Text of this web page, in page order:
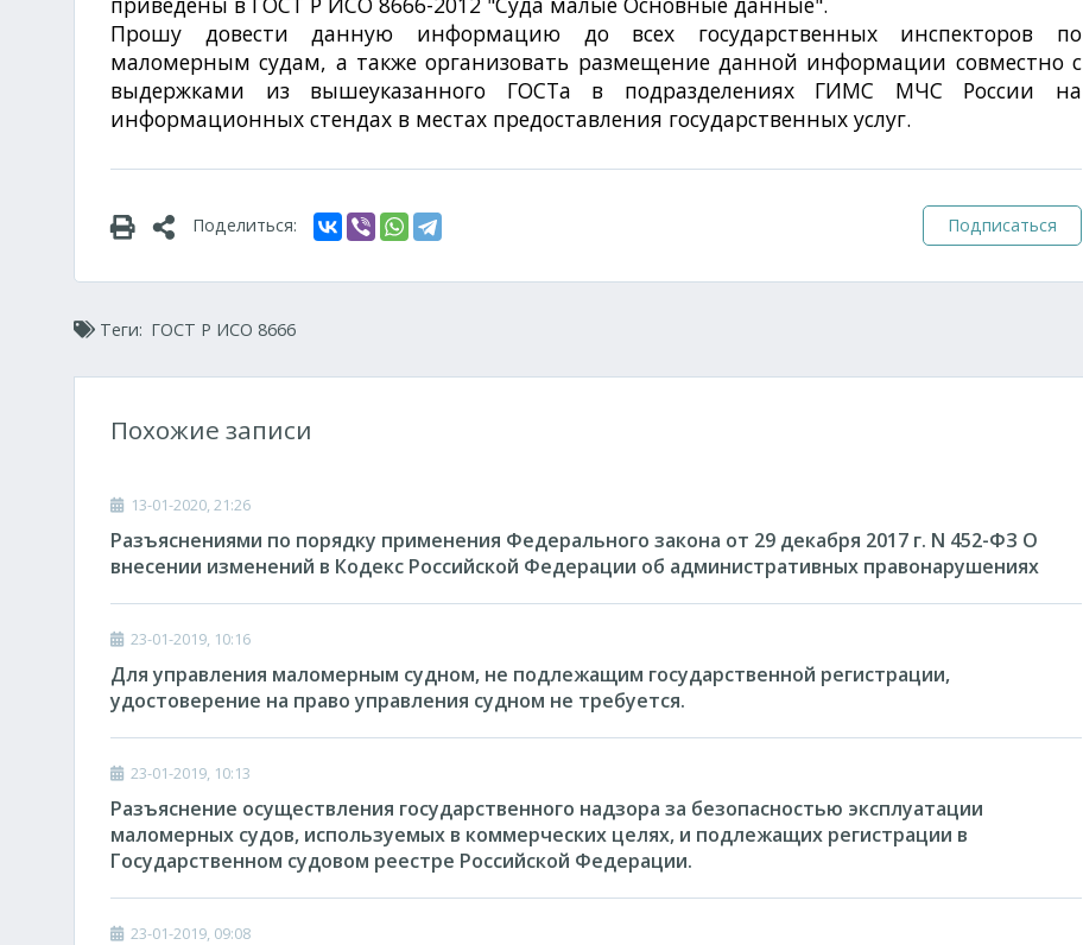
Прошу довести данную информацию до всех государственных инспекторов по
маломерным судам, а также организовать размещение данной информации совместно с
выдержками из вышеуказанного ГОСТа в подразделениях ГИМС МЧС России на
информационных стендах в местах предоставления государственных услуг.
Поделиться: Подписаться
Теги: ГОСТ Р ИСО 8666
Похожие записи
13-01-2020, 21:26
Разъяснениями по порядку применения Федерального закона от 29 декабря 2017 г. N 452-ФЗ О
внесении изменений в Кодекс Российской Федерации об административных правонарушениях
23-01-2019, 10:16
Для управления маломерным судном, не подлежащим государственной регистрации,
удостоверение на право управления судном не требуется.
23-01-2019, 10:13
Разъяснение осуществления государственного надзора за безопасностью эксплуатации
маломерных судов, используемых в коммерческих целях, и подлежащих регистрации в
Государственном судовом реестре Российской Федерации.
23-01-2019, 09:08